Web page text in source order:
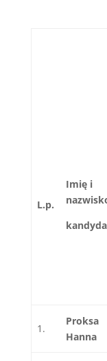
L.p.
Imię i
1.
Proksa
Hanna